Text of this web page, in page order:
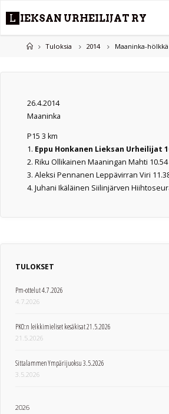
L IEKSAN URHEILIJAT RY
HomeTuloksia 2014 Maaninka-hölkkä
26.4.2014
Maaninka
P15 3 km
1. Eppu Honkanen Lieksan Urheilijat
2. Riku Ollikainen Maaningan Mahti 10.54
3. Aleksi Pennanen Leppävirran Viri
4. Juhani Ikäläinen Siilinjärven
TULOKSET
Pm-ottelut 4.7.2026
4.7.2026
PKO:n leikkimieliset kesäkisat 21.5.2026
21.5.2026
Sittalammen Ympärijuoksu 3.5.2026
3.5.2026
2026